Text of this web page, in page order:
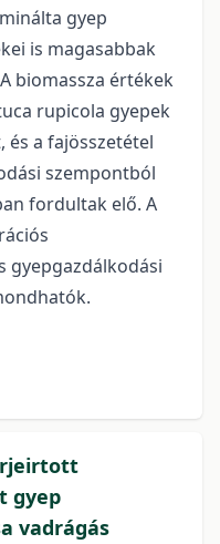
gyep
is magasabbak
biomassza értékek
rupicola gyepek
a fajösszetétel
szempontból
fordultak elő. A
gyepgazdálkodási
gyep
vadrágás